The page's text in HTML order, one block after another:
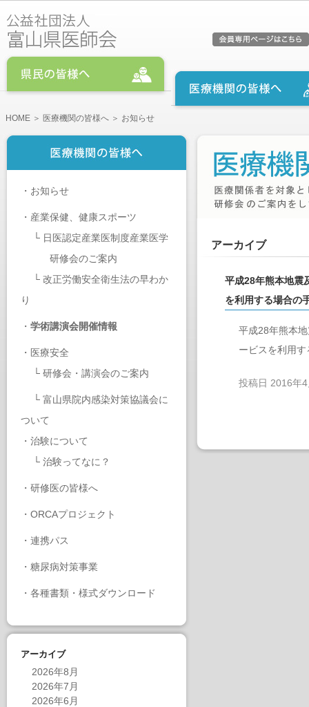
HOME ＞ 医療機関の皆様へ ＞ お知らせ
・ お知らせ
・ 産業保健、健康スポーツ
└ 日医認定産業医制度産業医学
研修会のご案内
└ 改正労働安全衛生法の早わか
り
・ 学術講演会開催情報
・ 医療安全
└ 研修会・講演会のご案内
└ 富山県院内感染対策協議会に
ついて
・ 治験について
└ 治験ってなに？
・ 研修医の皆様へ
・ ORCAプロジェクト
・ 連携パス
・ 糖尿病対策事業
・ 各種書類・様式ダウンロード
アーカイブ
2026年8月
2026年7月
2026年6月
アーカイブ
平成28年熊本地震
を利用する場合の
平成28年熊本
ービスを利用
投稿日 2016年